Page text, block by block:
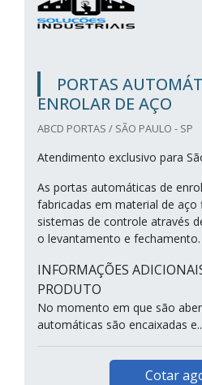
PORTAS
ENROLAR DE AÇO
ABCD PORTAS / SÃO PAULO - SP
Atendimento exclusivo para
As portas automáticas de
fabricadas em material de aço
sistemas de controle através
o levantamento e fechamento.
INFORMAÇÕES
PRODUTO
No momento em que são
automáticas são encaixadas
Cotar